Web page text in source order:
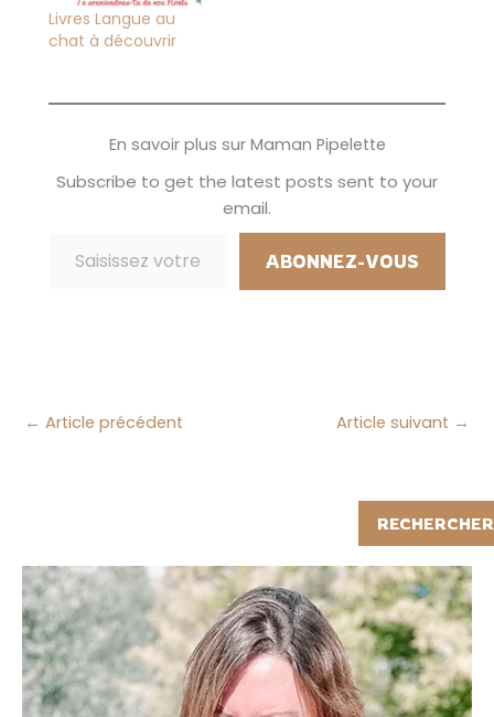
demandent
combien de dodos
leur préparer un
On a fait plusieurs
comparé…
Livres Langue au
chat à découvrir
En savoir plus sur Maman Pipelette
Subscribe to get the latest posts sent to your
email.
ABONNEZ-VOUS
← Article précédent Article suivant →
RECHERCHER